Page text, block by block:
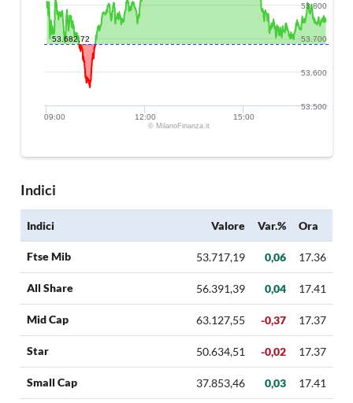
53.682,72
09:00 12:00 15:00
53.500
53.600
53.700
53.800
© MilanoFinanza.it
Indici
Indici Valore Var.% Ora
Ftse Mib 53.717,19 0,06 17.36
All Share 56.391,39 0,04 17.41
Mid Cap 63.127,55 -0,37 17.37
Star 50.634,51 -0,02 17.37
Small Cap 37.853,46 0,03 17.41